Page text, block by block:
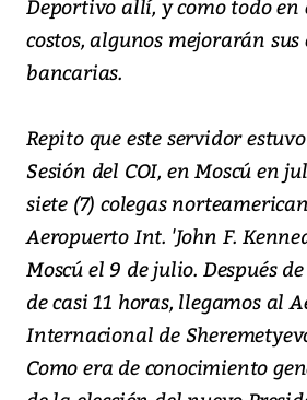
Deportivo allí, y como todo en
costos, algunos mejorarán sus
bancarias.
Repito que este servidor
Sesión del COI, en Moscú en
siete (7) colegas
Aeropuerto Int. 'John F.
Moscú el 9 de julio. Después
de casi 11 horas, llegamos al
Internacional de
Como era de conocimiento